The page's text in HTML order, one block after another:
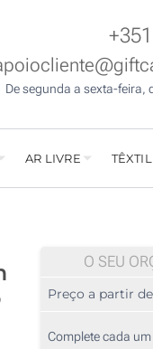
De segunda a sexta-feira,
AR LIVRE TÊXTIL
O SEU
Preço a partir
Complete cada